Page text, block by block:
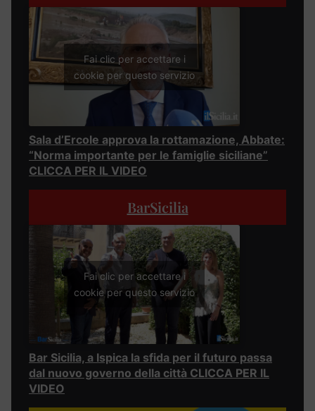
Fai clic per accettare i
cookie per questo servizio
Sala d’Ercole approva la rottamazione, Abbate:
“Norma importante per le famiglie siciliane”
CLICCA PER IL VIDEO
BarSicilia
Fai clic per accettare i
cookie per questo servizio
Bar Sicilia, a Ispica la sfida per il futuro passa
dal nuovo governo della città CLICCA PER IL
VIDEO